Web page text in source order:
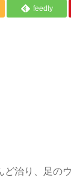
feedly
治り、足の